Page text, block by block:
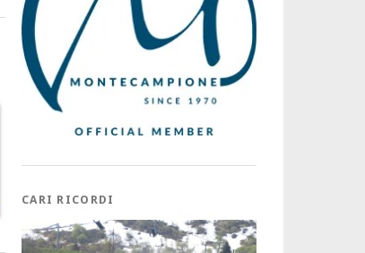
CARI RICORDI